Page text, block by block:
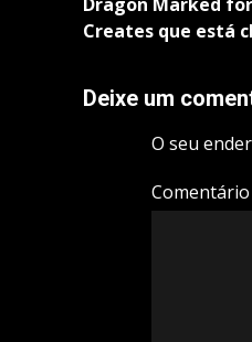
navigation
Creates que está
Deixe um
O seu
Comentário